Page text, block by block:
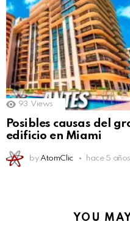
93 Views
Posibles causas del
edificio en Miami
by AtomClic hace 5 años
YOU